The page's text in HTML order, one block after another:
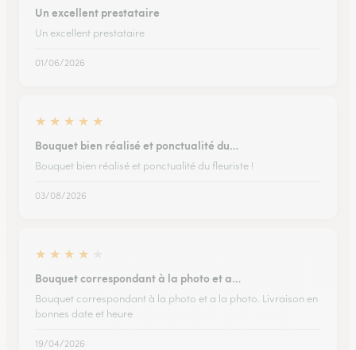
Un excellent prestataire
Un excellent prestataire
01/06/2026
★ ★ ★ ★ ★
Bouquet bien réalisé et ponctualité du…
Bouquet bien réalisé et ponctualité du fleuriste !
03/08/2026
★ ★ ★ ★
Bouquet correspondant à la photo et a…
Bouquet correspondant à la photo et a la photo. Livraison en
bonnes date et heure
19/04/2026